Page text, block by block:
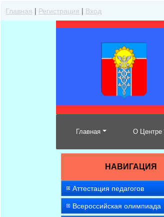
Главная | Регистрация | Вход
Главная О Центре
НАВИГАЦИЯ
Аттестация педагогов
Всероссийская олимпиада